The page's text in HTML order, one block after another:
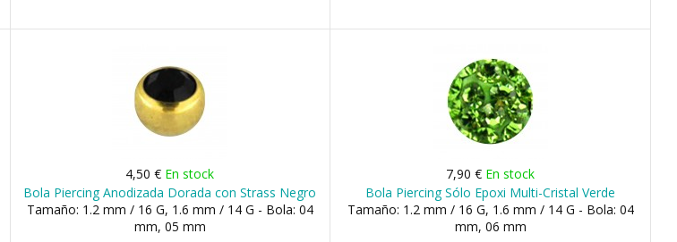
4,50 € En stock
Bola Piercing Anodizada Dorada con Strass Negro
Tamaño: 1.2 mm / 16 G, 1.6 mm / 14 G - Bola: 04
mm, 05 mm
7,90 € En stock
Bola Piercing Sólo Epoxi Multi-Cristal Verde
Tamaño: 1.2 mm / 16 G, 1.6 mm / 14 G - Bola: 04
mm, 06 mm